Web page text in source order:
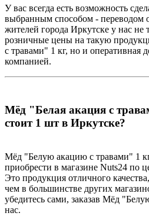
У вас всегда есть возможность
выбранным способом - переводом
жителей города Иркутске у нас не
розничные цены на такую
с травами" 1 кг, но и оперативная
компанией.
Мёд "Белая акация с
стоит 1 шт в Иркутске?
Мёд "Белую акацию с травами" 1
приобрести в магазине Nuts24 по
Это продукция отличного
чем в большинстве других
убедитесь сами, заказав Мёд
нас.